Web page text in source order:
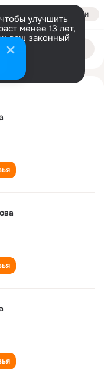
Войти
улучшить
менее 13 лет,
ваш законный